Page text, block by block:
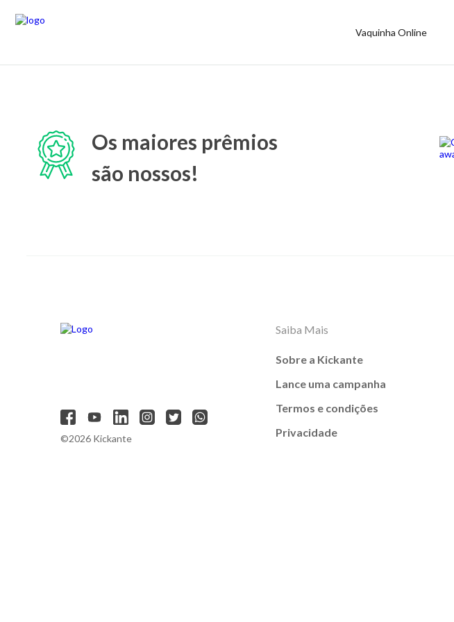
Vaquinha Online
Os maiores prêmios
são nossos!
©2026 Kickante
Saiba Mais
Sobre a Kickante
Lance uma campanha
Termos e condições
Privacidade